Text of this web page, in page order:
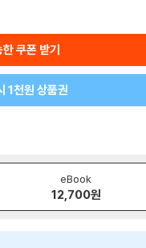
쿠폰 받기
1천원 상품권
eBook
12,700원